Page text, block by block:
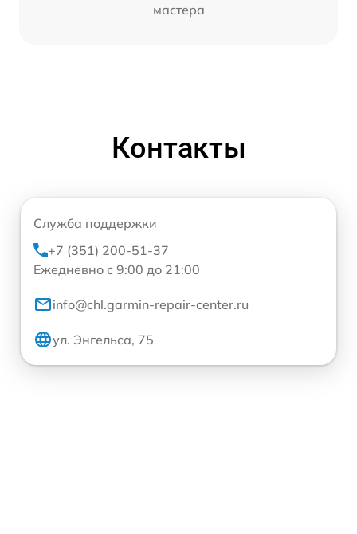
мастера
Контакты
Служба поддержки
+7 (351) 200-51-37
Ежедневно с 9:00 до 21:00
info@chl.garmin-repair-center.ru
ул. Энгельса, 75